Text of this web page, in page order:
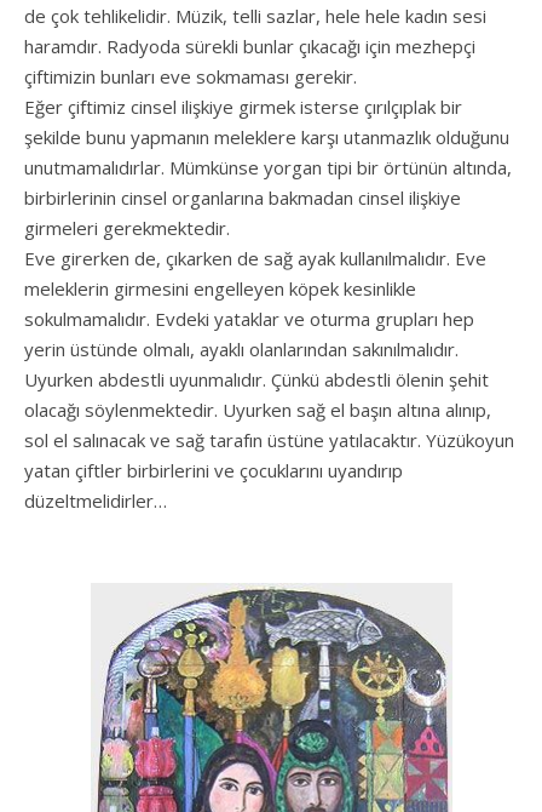
de çok tehlikelidir. Müzik, telli sazlar, hele hele kadın sesi
haramdır. Radyoda sürekli bunlar çıkacağı için mezhepçi
çiftimizin bunları eve sokmaması gerekir.
Eğer çiftimiz cinsel ilişkiye girmek isterse çırılçıplak bir
şekilde bunu yapmanın meleklere karşı utanmazlık olduğunu
unutmamalıdırlar. Mümkünse yorgan tipi bir örtünün altında,
birbirlerinin cinsel organlarına bakmadan cinsel ilişkiye
girmeleri gerekmektedir.
Eve girerken de, çıkarken de sağ ayak kullanılmalıdır. Eve
meleklerin girmesini engelleyen köpek kesinlikle
sokulmamalıdır. Evdeki yataklar ve oturma grupları hep
yerin üstünde olmalı, ayaklı olanlarından sakınılmalıdır.
Uyurken abdestli uyunmalıdır. Çünkü abdestli ölenin şehit
olacağı söylenmektedir. Uyurken sağ el başın altına alınıp,
sol el salınacak ve sağ tarafın üstüne yatılacaktır. Yüzükoyun
yatan çiftler birbirlerini ve çocuklarını uyandırıp
düzeltmelidirler…